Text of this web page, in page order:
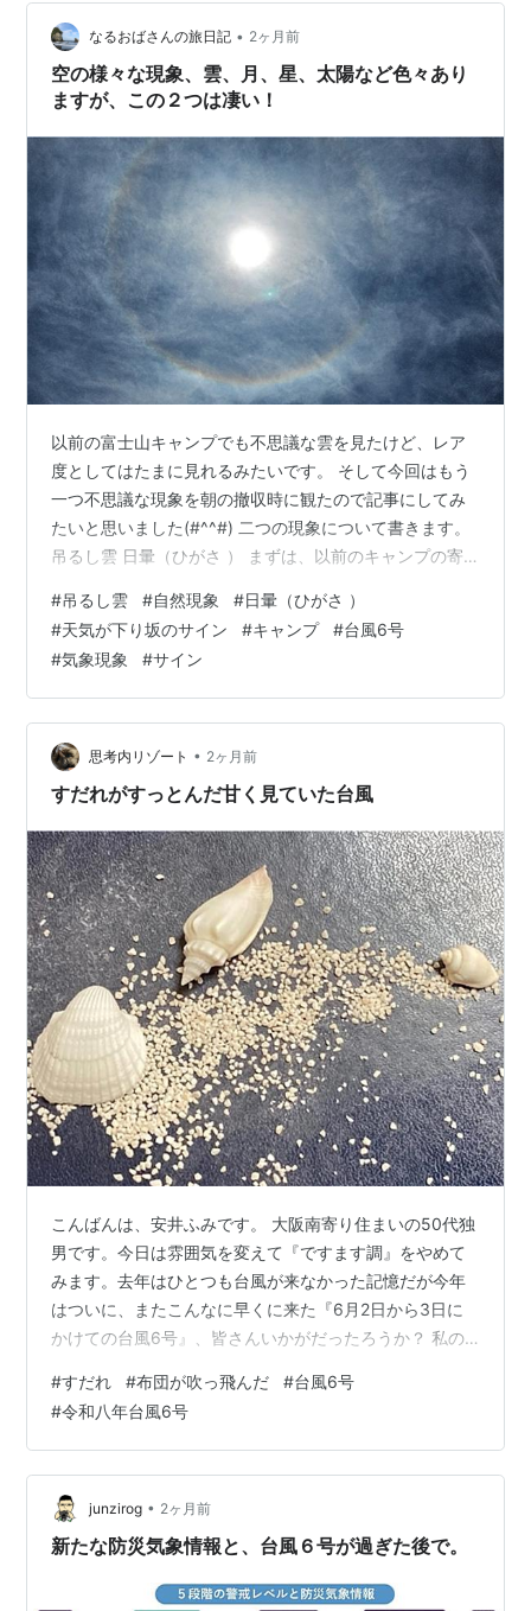
ったことが、何よりでした。 倒れた桜の木は気の毒です
が、人にけががなかったことに感謝しなければなりませ
ん。 自然の恵みを受けながら…
なるおばさんの旅日記 • 2ヶ月前
空の様々な現象、雲、月、星、太陽など色々あり
ますが、この２つは凄い！
以前の富士山キャンプでも不思議な雲を見たけど、レア
度としてはたまに見れるみたいです。 そして今回はもう
一つ不思議な現象を朝の撤収時に観たので記事にしてみ
たいと思いました(#^^#) 二つの現象について書きます。
吊るし雲 日暈（ひがさ ） まずは、以前のキャンプの寄
雲 まるで巨大なUFOが浮いているようで、思わず見入っ
てしまうような普段ほとんど観ることがない雲でした！
↑ 凄い巨大なUFOにも見えますね！ 実はこの雲、「吊る
し雲」という珍しいレンズ雲の一種なんですが、富士山
があるから…という部分も大きいらしいのです。 富士山
のような高い山に強…
#吊るし雲 #自然現象 #日暈（ひがさ ）
#天気が下り坂のサイン #キャンプ #台風6号
#気象現象 #サイン
思考内リゾート • 2ヶ月前
すだれがすっとんだ甘く見ていた台風
こんばんは、安井ふみです。 大阪南寄り住まいの50代独
男です。今日は雰囲気を変えて『ですます調』をやめて
みます。去年はひとつも台風が来なかった記憶だが今年
はついに、またこんなに早くに来た『6月2日から3日に
かけての台風6号』、皆さんいかがだったろうか？ 私の
強く降り、台風が来る前兆をいやでも感じていた。 この
時で『最大風速6m/s』。 想像以上の風の吹きようだっ
た。 そして2，3時にはなんとこの二倍の『最大風速
12m/s』になるとのことで私の不安はただただ恐怖しかな
かったものだった。その後。雨戸を閉めた掃き出し窓
（頭位から足元まである大きな窓…
#すだれ #布団が吹っ飛んだ #台風6号
#令和八年台風6号
junzirog • 2ヶ月前
新たな防災気象情報と、台風６号が過ぎた後で。